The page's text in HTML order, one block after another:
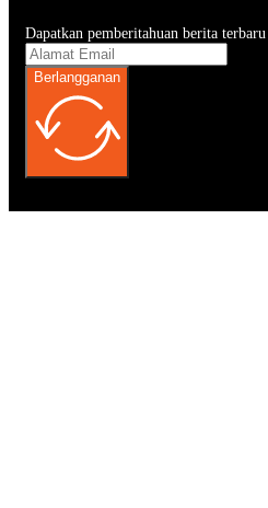
Dapatkan pemberitahuan berita
Berlangganan